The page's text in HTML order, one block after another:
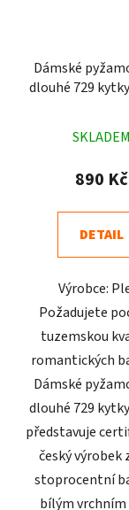
Dámské
dlouhé 729
4,8
z
SKLADEM
890 Kč
DETAIL
Výrobce:
Požadujete
tuzemskou
romantických
Dámské
dlouhé 729
představuje
český výrobek
stoprocentní
bílým